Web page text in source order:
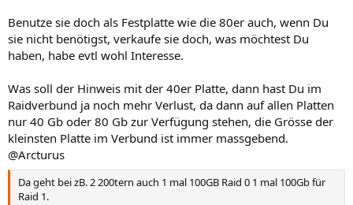
Benutze sie doch als Festplatte wie die 80er auch, wenn Du
sie nicht benötigst, verkaufe sie doch, was möchtest Du
haben, habe evtl wohl Interesse.
Was soll der Hinweis mit der 40er Platte, dann hast Du im
Raidverbund ja noch mehr Verlust, da dann auf allen Platten
nur 40 Gb oder 80 Gb zur Verfügung stehen, die Grösse der
kleinsten Platte im Verbund ist immer massgebend.
@Arcturus
Da geht bei zB. 2 200tern auch 1 mal 100GB Raid 0 1 mal 100Gb für
Raid 1.